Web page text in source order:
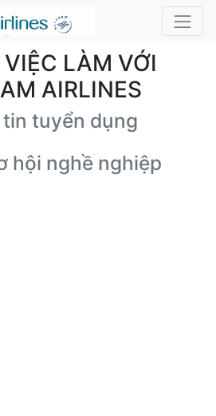
LÀM VỚI
AIRLINES
tuyển dụng
hội nghề nghiệp